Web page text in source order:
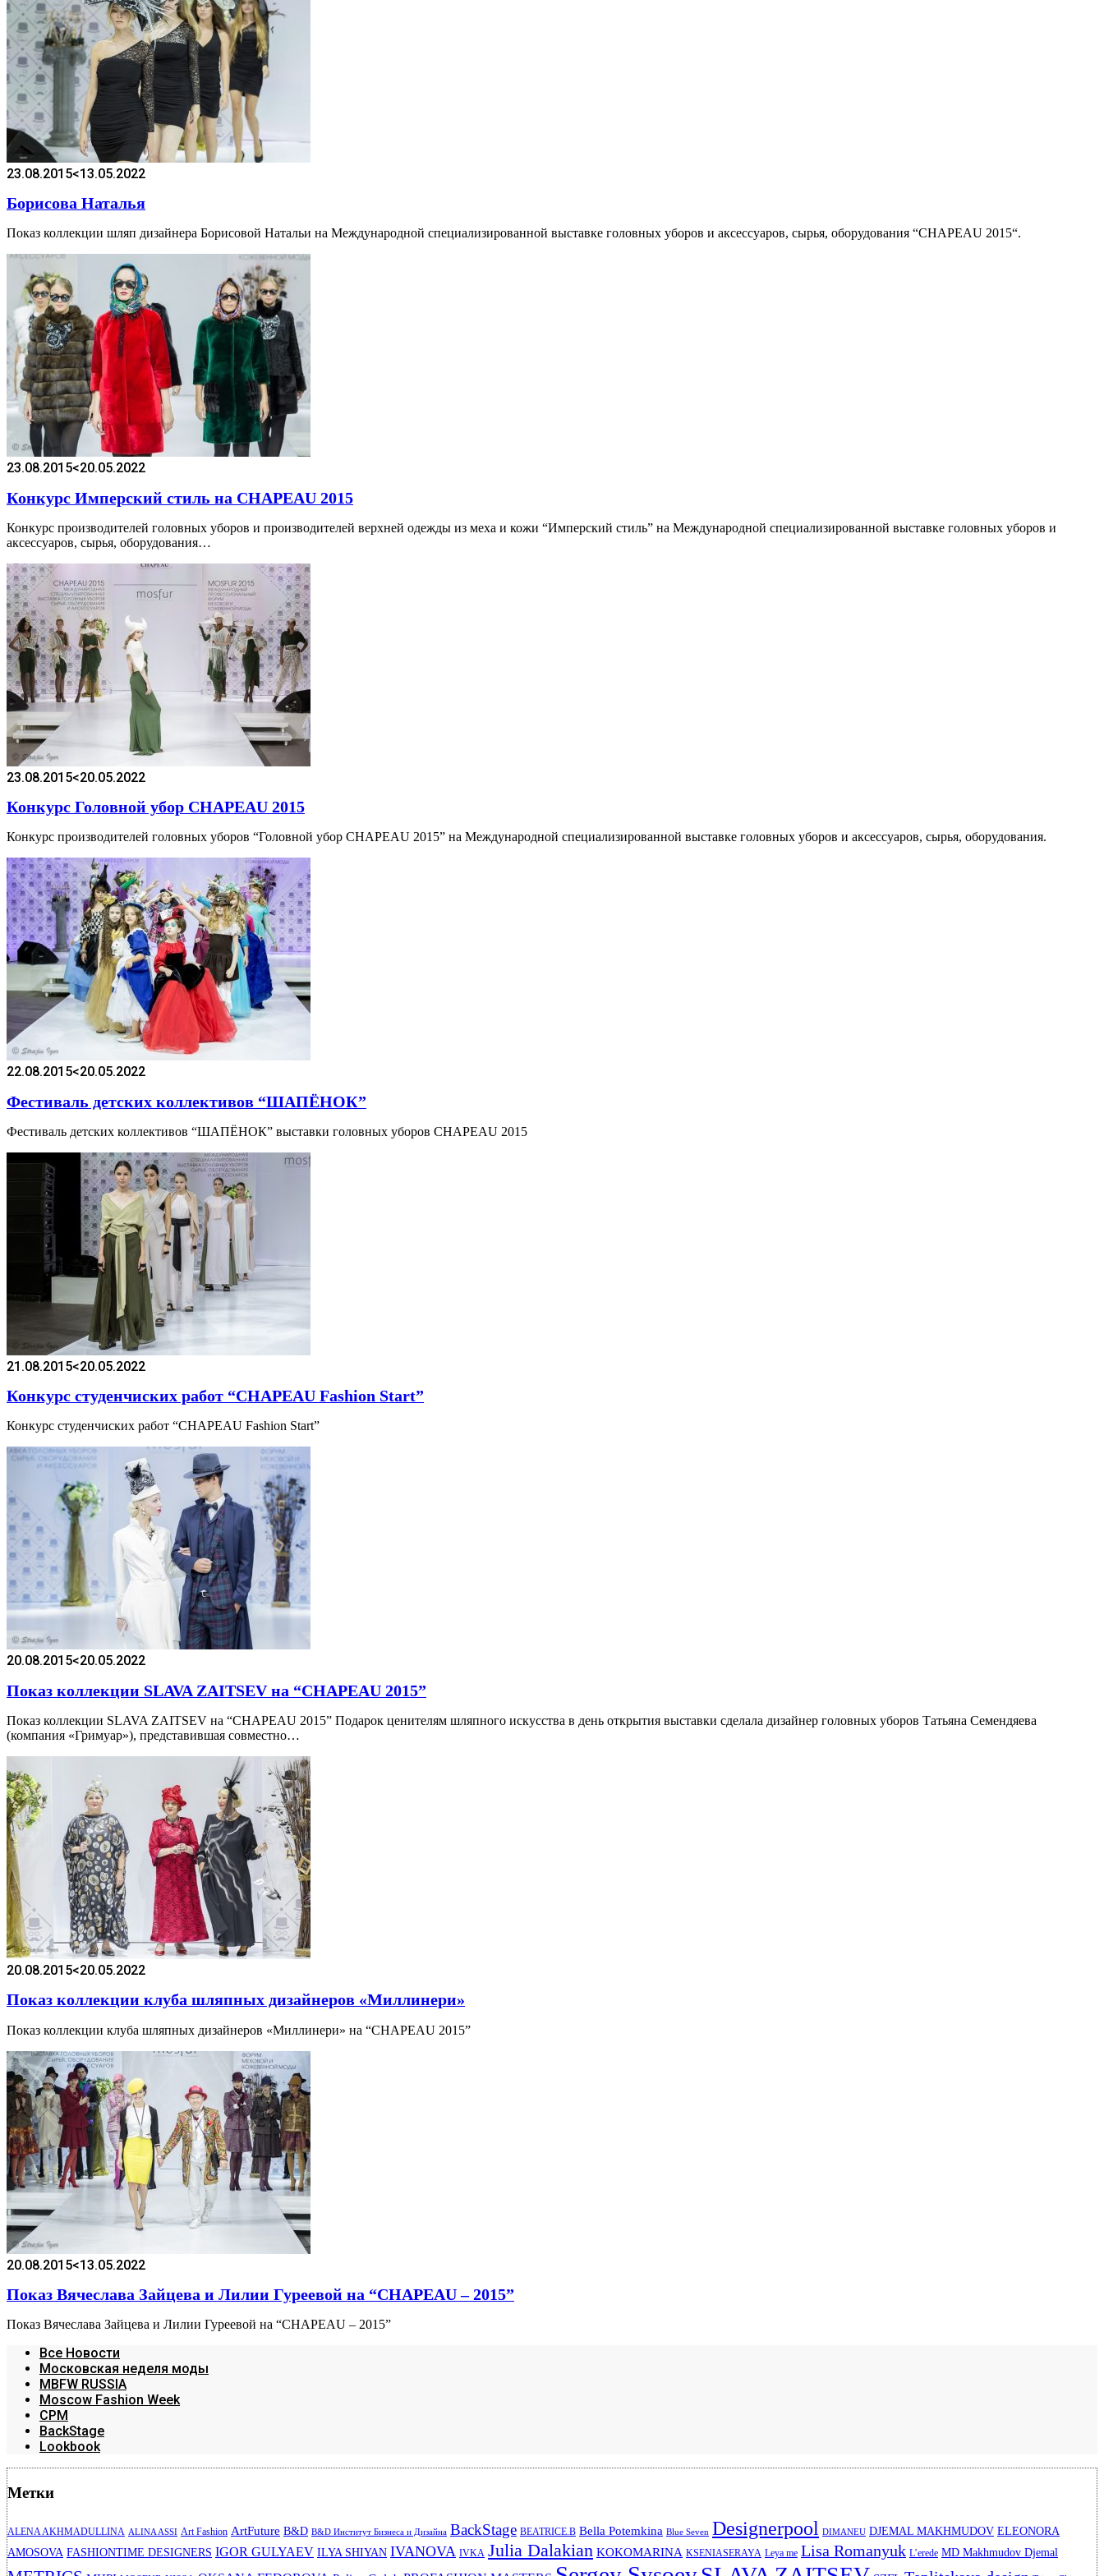
23.08.2015<13.05.2022
Борисова Наталья
Показ коллекции шляп дизайнера Борисовой Натальи на Международной специализированной выставке головных уборов и аксессуаров, сырья, оборудования “CHAPEAU 2015“.
23.08.2015<20.05.2022
Конкурс Имперский стиль на CHAPEAU 2015
Конкурс производителей головных уборов и производителей верхней одежды из меха и кожи “Имперский стиль” на Международной специализированной выставке головных уборов и
аксессуаров, сырья, оборудования…
23.08.2015<20.05.2022
Конкурс Головной убор CHAPEAU 2015
Конкурс производителей головных уборов “Головной убор CHAPEAU 2015” на Международной специализированной выставке головных уборов и аксессуаров, сырья, оборудования.
22.08.2015<20.05.2022
Фестиваль детских коллективов “ШАПЁНОК”
Фестиваль детских коллективов “ШАПЁНОК” выставки головных уборов CHAPEAU 2015
21.08.2015<20.05.2022
Конкурс студенчиских работ “CHAPEAU Fashion Start”
Конкурс студенчиских работ “CHAPEAU Fashion Start”
20.08.2015<20.05.2022
Показ коллекции SLAVA ZAITSEV на “CHAPEAU 2015”
Показ коллекции SLAVA ZAITSEV на “CHAPEAU 2015” Подарок ценителям шляпного искусства в день открытия выставки сделала дизайнер головных уборов Татьяна Семендяева
(компания «Гримуар»), представившая совместно…
20.08.2015<20.05.2022
Показ коллекции клуба шляпных дизайнеров «Миллинери»
Показ коллекции клуба шляпных дизайнеров «Миллинери» на “CHAPEAU 2015”
20.08.2015<13.05.2022
Показ Вячеслава Зайцева и Лилии Гуреевой на “CHAPEAU – 2015”
Показ Вячеслава Зайцева и Лилии Гуреевой на “CHAPEAU – 2015”
Все Новости
Московская неделя моды
MBFW RUSSIA
Moscow Fashion Week
CPM
BackStage
Lookbook
Метки
ALENA AKHMADULLINA ALINA ASSI Art Fashion ArtFuture B&D B&D Институт Бизнеса и Дизайна BackStage BEATRICE.B Bella Potemkina Blue Seven Designerpool DIMANEU DJEMAL MAKHMUDOV ELEONORA
AMOSOVA FASHIONTIME DESIGNERS IGOR GULYAEV ILYA SHIYAN IVANOVA IVKA Julia Dalakian KOKOMARINA KSENIASERAYA Leya me Lisa Romanyuk L’erede MD Makhmudov Djemal